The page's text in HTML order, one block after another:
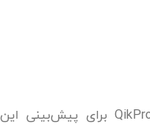
نرم‌افزارهایی مانند SwissADME و QikProp برای پیش‌بینی این